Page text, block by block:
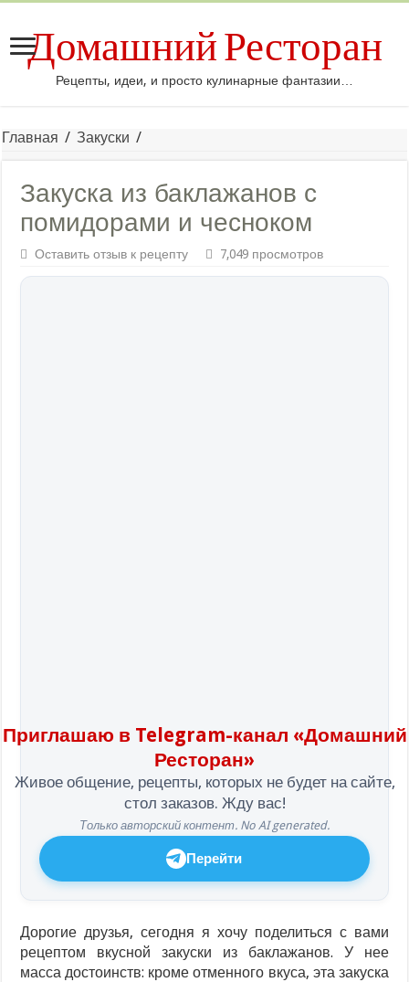
Домашний Ресторан
Рецепты, идеи, и просто кулинарные фантазии…
Главная / Закуски /
Закуска из баклажанов с
помидорами и чесноком
Оставить отзыв к рецепту 7,049 просмотров
Приглашаю в Telegram-канал «Домашний
Ресторан»
Живое общение, рецепты, которых не будет на сайте,
стол заказов. Жду вас!
Только авторский контент. No AI generated.
Перейти
Дорогие друзья, сегодня я хочу поделиться с вами
рецептом вкусной закуски из баклажанов. У нее
масса достоинств: кроме отменного вкуса, эта закуска